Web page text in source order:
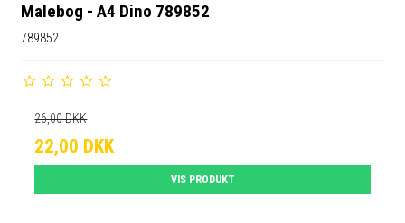
Malebog - A4 Dino 789852
789852
26,00 DKK
22,00 DKK
VIS PRODUKT